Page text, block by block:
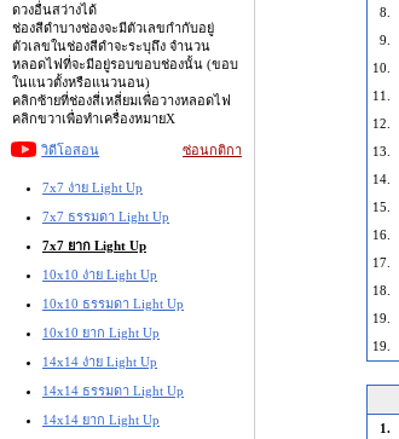
ดวงอื่นสว่างได้
ช่องสีดำบางช่องจะมีตัวเลขกำกับอยู่
ตัวเลขในช่องสีดำจะระบุถึง จำนวน
หลอดไฟที่จะมีอยู่รอบขอบช่องนั้น (ขอบ
ในแนวตั้งหรือแนวนอน)
คลิกซ้ายที่ช่องสี่เหลี่ยมเพื่อวางหลอดไฟ
คลิกขวาเพื่อทำเครื่องหมายX
วิดีโอสอน ซ่อนกติกา
7x7 ง่าย Light Up
7x7 ธรรมดา Light Up
7x7 ยาก Light Up
10x10 ง่าย Light Up
10x10 ธรรมดา Light Up
10x10 ยาก Light Up
14x14 ง่าย Light Up
14x14 ธรรมดา Light Up
14x14 ยาก Light Up
8.
9.
10.
11.
12.
13.
14.
15.
16.
17.
18.
19.
19.
1.